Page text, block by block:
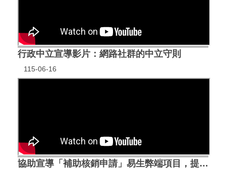
行政中立宣導影片：網路社群的中立守則
115-06-16
協助宣導「補助核銷申請」易生弊端項目，提升潛在風險之辨識能力與法紀觀念。